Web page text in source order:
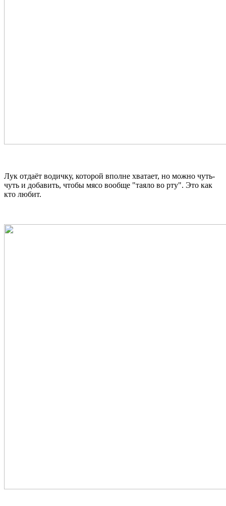
Лук отдаёт водичку, которой вполне хватает, но можно чуть-
чуть и добавить, чтобы мясо вообще "таяло во рту". Это как
кто любит.